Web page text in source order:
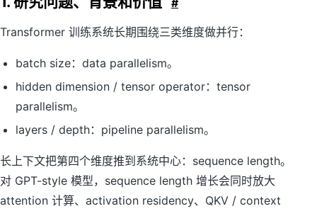
#
Transformer 训练系统长期围绕三类维度做并行：
batch size：data parallelism。
hidden dimension / tensor operator：tensor
parallelism。
layers / depth：pipeline parallelism。
长上下文把第四个维度推到系统中心：sequence length。
对 GPT-style 模型，sequence length 增长会同时放大
attention 计算、activation residency、QKV / context